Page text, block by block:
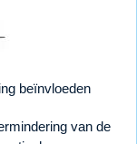
beïnvloeden
van de